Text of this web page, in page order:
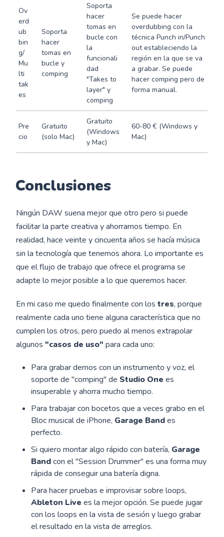
Ov
erd
ub
bin
g/
Mu
lti
tak
es
Soporta
hacer
tomas en
bucle y
comping
Soporta
hacer
tomas en
bucle con
la
funcionali
dad
"Takes to
layer" y
comping
Se puede hacer
overdubbing con la
técnica Punch in/Punch
out estableciendo la
región en la que se va
a grabar. Se puede
hacer comping pero de
forma manual.
Pre
cio
Gratuito
(solo Mac)
Gratuito
(Windows
y Mac)
60-80 € (Windows y
Mac)
Conclusiones
Ningún DAW suena mejor que otro pero si puede
facilitar la parte creativa y ahorrarnos tiempo. En
realidad, hace veinte y cincuenta años se hacía música
sin la tecnología que tenemos ahora. Lo importante es
que el flujo de trabajo que ofrece el programa se
adapte lo mejor posible a lo que queremos hacer.
En mi caso me quedo finalmente con lostres, porque
realmente cada uno tiene alguna característica que no
cumplen los otros, pero puedo al menos extrapolar
algunos"casos de uso" para cada uno:
Para grabar demos con un instrumento y voz, el
soporte de "comping" de Studio One es
insuperable y ahorra mucho tiempo.
Para trabajar con bocetos que a veces grabo en el
Bloc musical de iPhone, Garage Bandes
perfecto.
Si quiero montar algo rápido con batería, Garage
Bandcon el "Session Drummer" es una forma muy
rápida de conseguir una batería digna.
Para hacer pruebas e improvisar sobre loops,
Ableton Live es la mejor opción. Se puede jugar
con los loops en la vista de sesión y luego grabar
el resultado en la vista de arreglos.